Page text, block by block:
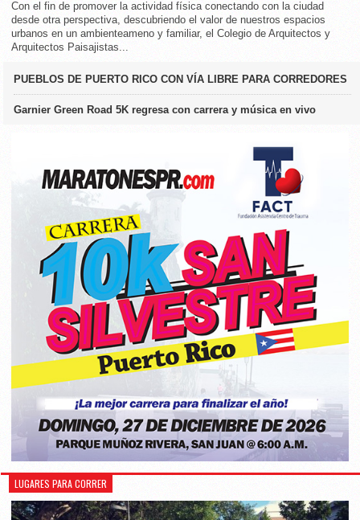
Con el fin de promover la actividad física conectando con la ciudad
desde otra perspectiva, descubriendo el valor de nuestros espacios
urbanos en un ambienteameno y familiar, el Colegio de Arquitectos y
Arquitectos Paisajistas...
PUEBLOS DE PUERTO RICO CON VÍA LIBRE PARA CORREDORES
Garnier Green Road 5K regresa con carrera y música en vivo
LUGARES PARA CORRER